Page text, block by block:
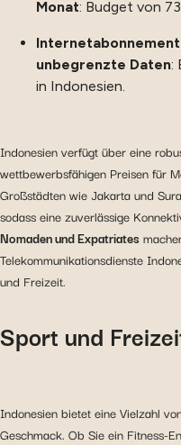
Monat: Budget von
unbegrenzte Daten:
in Indonesien.
Indonesien verfügt über eine
wettbewerbsfähigen Preisen für
Großstädten wie Jakarta und
sodass eine zuverlässige
Nomaden und Expatriates
Telekommunikationsdienste
und Freizeit.
Sport und
Indonesien bietet eine Vielzahl
Geschmack. Ob Sie ein Fitness-